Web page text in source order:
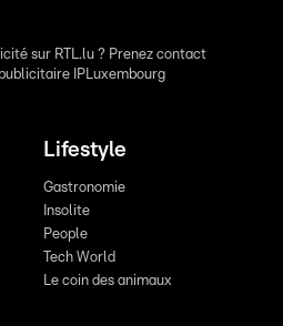
sur RTL.lu ? Prenez contact
IPLuxembourg
Lifestyle
Gastronomie
Insolite
People
Tech World
Le coin des animaux